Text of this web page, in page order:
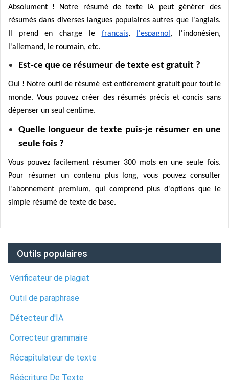
Absolument ! Notre résumé de texte IA peut générer des
résumés dans diverses langues populaires autres que l'anglais.
Il prend en charge le français, l'espagnol , l'indonésien,
l'allemand, le roumain, etc.
Est-ce que ce résumeur de texte est gratuit ?
Oui ! Notre outil de résumé est entièrement gratuit pour tout le
monde. Vous pouvez créer des résumés précis et concis sans
dépenser un seul centime.
Quelle longueur de texte puis-je résumer en une
seule fois ?
Vous pouvez facilement résumer 300 mots en une seule fois.
Pour résumer un contenu plus long, vous pouvez consulter
l'abonnement premium, qui comprend plus d'options que le
simple résumé de texte de base.
Outils populaires
Vérificateur de plagiat
Outil de paraphrase
Détecteur d'IA
Correcteur grammaire
Récapitulateur de texte
Réécriture De Texte